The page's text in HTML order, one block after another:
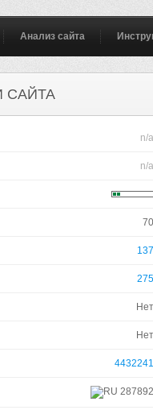
Анализ сайта
САЙТА
n/a
n/a
70
137
275
Нет
Нет
4432241
287892